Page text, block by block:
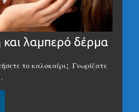
λαμπερό δέρμα
το καλοκαίρι; Γνωρίζατε